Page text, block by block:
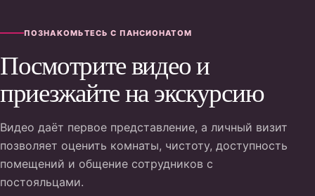
ПОЗНАКОМЬТЕСЬ С ПАНСИОНАТОМ
Посмотрите видео и
приезжайте на экскурсию
Видео даёт первое представление, а личный визит
позволяет оценить комнаты, чистоту, доступность
помещений и общение сотрудников с
постояльцами.